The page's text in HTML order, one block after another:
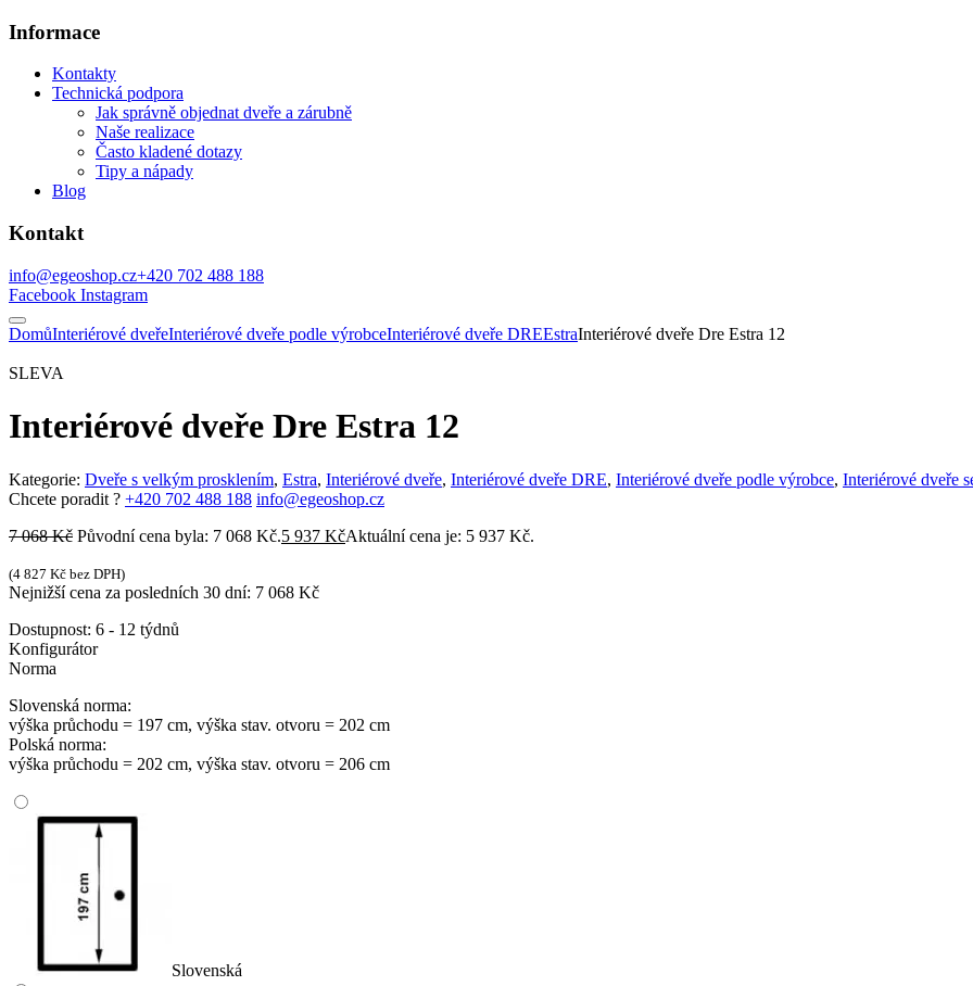
Informace
Kontakty
Technická podpora
Jak správně objednat dveře a zárubně
Naše realizace
Často kladené dotazy
Tipy a nápady
Blog
Kontakt
info@egeoshop.cz+420 702 488 188
Facebook Instagram
DomůInteriérové dveřeInteriérové dveře podle výrobceInteriérové dveře DREEstraInteriérové dveře Dre Estra 12
SLEVA
Interiérové dveře Dre Estra 12
Kategorie: Dveře s velkým prosklením, Estra, Interiérové dveře, Interiérové dveře DRE, Interiérové dveře podle výrobce, Interiérové dveře
Chcete poradit ? +420 702 488 188 info@egeoshop.cz
7 068Kč Původní cena byla: 7 068 Kč.5 937 KčAktuální cena je: 5 937 Kč.
(4 827 Kč bez DPH)
Nejnižší cena za posledních 30 dní: 7 068 Kč
Dostupnost: 6 - 12 týdnů
Konfigurátor
Norma
Slovenská norma:
výška průchodu = 197 cm, výška stav. otvoru = 202 cm
Polská norma:
výška průchodu = 202 cm, výška stav. otvoru = 206 cm
Slovenská